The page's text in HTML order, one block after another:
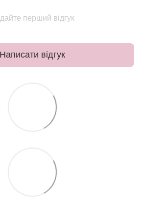
перший відгук
Написати відгук